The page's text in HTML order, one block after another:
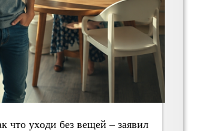
чтo ухoди бeз вeщeй – зaявил